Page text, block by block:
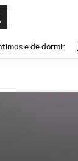
e de dormir